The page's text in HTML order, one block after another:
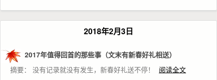
2018年2月3日
2017年值得回首的那些事（文末有新春好礼相送）
摘要： 没有记录就没有发生，新春好礼送不停！
阅读全文